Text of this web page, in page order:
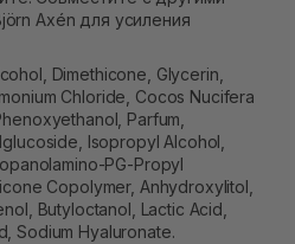
Axén для усиления
Dimethicone, Glycerin,
Chloride, Cocos Nucifera
Parfum,
Isopropyl Alcohol,
PG-Propyl
Copolymer, Anhydroxylitol,
Butyloctanol, Lactic Acid,
Sodium Hyaluronate.